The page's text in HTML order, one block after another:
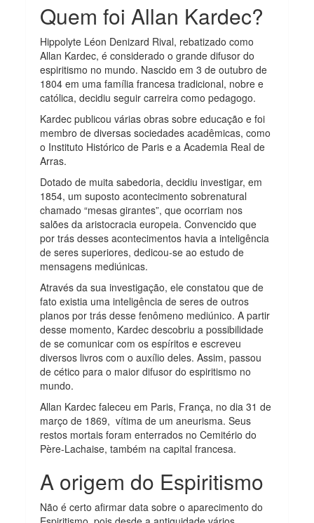
Quem foi Allan Kardec?
Hippolyte Léon Denizard Rival, rebatizado como
Allan Kardec, é considerado o grande difusor do
espiritismo no mundo. Nascido em 3 de outubro de
1804 em uma família francesa tradicional, nobre e
católica, decidiu seguir carreira como pedagogo.
Kardec publicou várias obras sobre educação e foi
membro de diversas sociedades acadêmicas, como
o Instituto Histórico de Paris e a Academia Real de
Arras.
Dotado de muita sabedoria, decidiu investigar, em
1854, um suposto acontecimento sobrenatural
chamado “mesas girantes”, que ocorriam nos
salões da aristocracia europeia. Convencido que
por trás desses acontecimentos havia a inteligência
de seres superiores, dedicou-se ao estudo de
mensagens mediúnicas.
Através da sua investigação, ele constatou que de
fato existia uma inteligência de seres de outros
planos por trás desse fenômeno mediúnico. A partir
desse momento, Kardec descobriu a possibilidade
de se comunicar com os espíritos e escreveu
diversos livros com o auxílio deles. Assim, passou
de cético para o maior difusor do espiritismo no
mundo.
Allan Kardec faleceu em Paris, França, no dia 31 de
março de 1869, vítima de um aneurisma. Seus
restos mortais foram enterrados no Cemitério do
Père-Lachaise, também na capital francesa.
A origem do Espiritismo
Não é certo afirmar data sobre o aparecimento do